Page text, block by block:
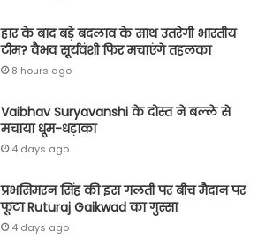
हार के बाद बड़े बदलाव के साथ उतरेगी भारतीय
टीम? वैभव सूर्यवंशी फिर मचाएंगे तहलका
8 hours ago
Vaibhav Suryavanshi के दोस्त ने बल्ले से
मचाया धूम-धड़ाका
4 days ago
प्रभसिमरन सिंह की इस गलती पर बीच मैदान पर
फूटा Ruturaj Gaikwad का गुस्सा
4 days ago